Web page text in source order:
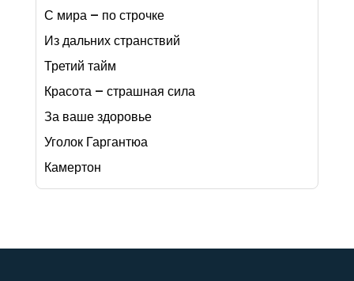
С мира – по строчке
Из дальних странствий
Третий тайм
Красота – страшная сила
За ваше здоровье
Уголок Гаргантюа
Камертон